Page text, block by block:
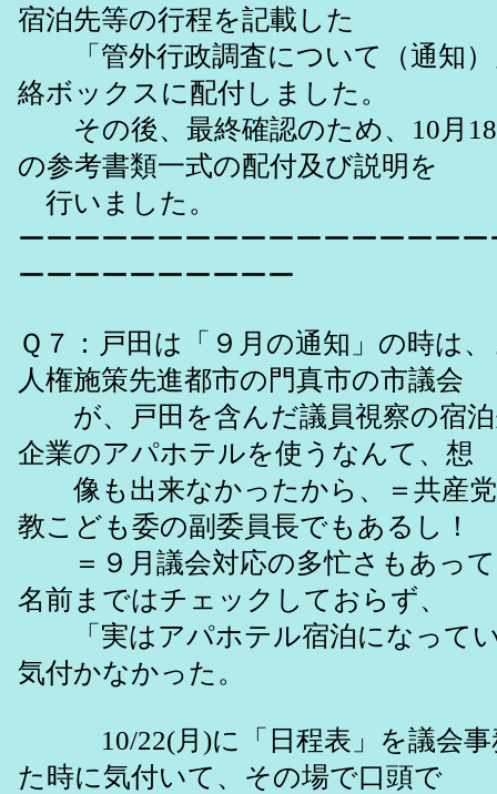
宿泊先等の行程を記載した
「管外行政調査について（通知）
絡ボックスに配付しました。
その後、最終確認のため、10月18
の参考書類一式の配付及び説明を
行いました。
ーーーーーーーーーーーーーーーー
ーーーーーーーーーー
Ｑ７：戸田は「９月の通知」の時は
人権施策先進都市の門真市の市議会
が、戸田を含んだ議員視察の宿泊
企業のアパホテルを使うなんて、想
像も出来なかったから、＝共産党
教こども委の副委員長でもあるし！
＝９月議会対応の多忙さもあって
名前まではチェックしておらず、
「実はアパホテル宿泊になって
気付かなかった。
10/22(月)に「日程表」を議会事
た時に気付いて、その場で口頭で